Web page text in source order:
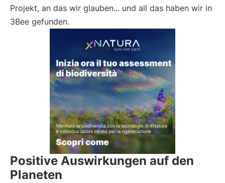
Projekt, an das wir glauben... und all das haben wir in
3Bee gefunden.
Positive Auswirkungen auf den
Planeten